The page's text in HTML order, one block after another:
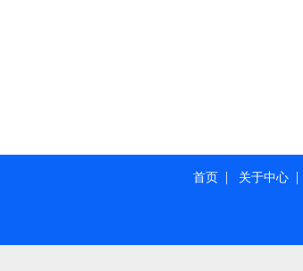
首页 | 关于中心 |